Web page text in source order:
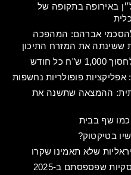
באירופה בתקופה של
אברהם: המהפכה
ששינתה את המזרח התיכון
כל חודש
פופולריות נחשפות
ההמצאה שתשנה את
שף בבית
בטיקטוק?
שפספסתם ב-2025